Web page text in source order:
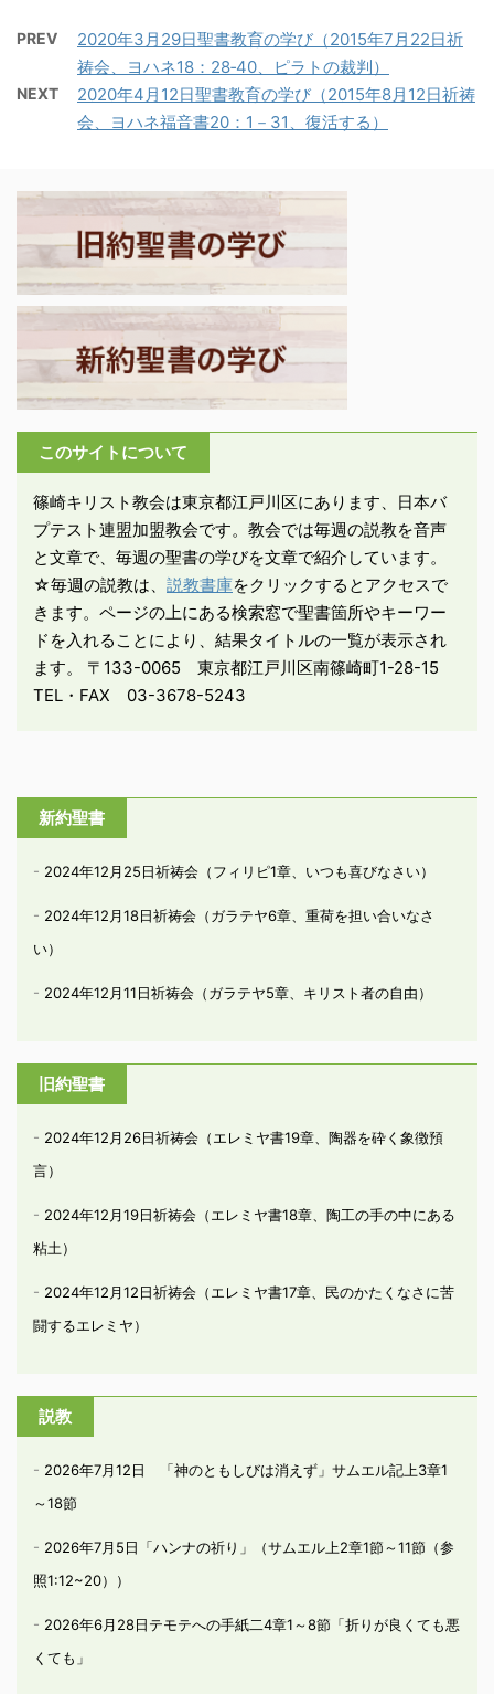
さい。主の言葉が、あな
たがたのところでそうで
あったように、速やかに
宣べ伝えられ、あがめら
れるように、また、私た
から逃れられるように、
と祈ってください。すべ
ての人に、信仰があるわ
けではないのです」。 ...
代に遡らせ、ダニエルと
いう人物に託して、現在
の迫害からの救済を記
す。ダニエル書3章にあ
る金の像の礼拝強制も、
像を置き、これを拝ませ
たエピファネスを念頭に
語られている。 -ダニエ
ル3:1-6「ネブ ...
エス時代、十字架刑に処
された罪人の遺体は、十
字架上に放置されて曝し
ものにされるか、共同墓
末な扱いを受けていた。
しかし、イエスの遺体
は、アリマタヤのヨセフ
に引き取られ、新しい墓
に葬られた。男の弟子た
ちは逃走してその場には
いなかったが、婦人たち
（マグダラのマリアとも
う一人のマリア）が、埋
葬を見守った。エルサレ
ムでは岩穴が墓となって
いた（今も昔の岩穴の墓
が残っている）。遺体は
棺に納めず布で包み、岩
穴の壇上 ...
PREV
2020年3月29日聖書教育の学び（2015年7月22日祈
祷会、ヨハネ18：28‐40、ピラトの裁判）
NEXT
2020年4月12日聖書教育の学び（2015年8月12日祈祷
会、ヨハネ福音書20：1－31、復活する）
このサイトについて
篠崎キリスト教会は東京都江戸川区にあります、日本バ
プテスト連盟加盟教会です。教会では毎週の説教を音声
と文章で、毎週の聖書の学びを文章で紹介しています。
☆毎週の説教は、 説教書庫をクリックするとアクセスで
きます。ページの上にある検索窓で聖書箇所やキーワー
ドを入れることにより、結果タイトルの一覧が表示され
ます。 〒133-0065 東京都江戸川区南篠崎町1-28-15
TEL・FAX 03-3678-5243
新約聖書
2024年12月25日祈祷会（フィリピ1章、いつも喜びなさい）
2024年12月18日祈祷会（ガラテヤ6章、重荷を担い合いなさ
い）
2024年12月11日祈祷会（ガラテヤ5章、キリスト者の自由）
旧約聖書
2024年12月26日祈祷会（エレミヤ書19章、陶器を砕く象徴預
言）
2024年12月19日祈祷会（エレミヤ書18章、陶工の手の中にある
粘土）
2024年12月12日祈祷会（エレミヤ書17章、民のかたくなさに苦
闘するエレミヤ）
説教
2026年7月12日 「神のともしびは消えず」サムエル記上3章1
～18節
2026年7月5日「ハンナの祈り」（サムエル上2章1節～11節（参
照1:12~20））
2026年6月28日テモテへの手紙二4章1～8節「折りが良くても悪
くても」